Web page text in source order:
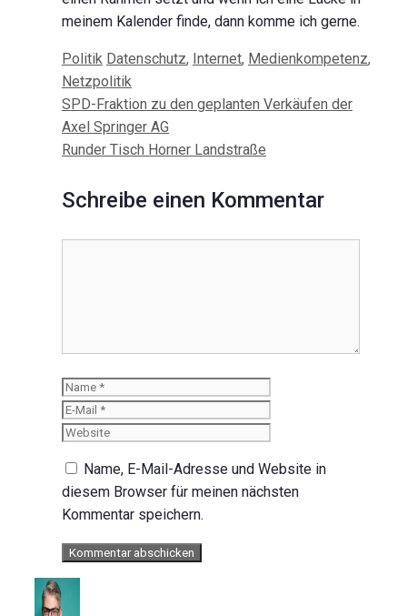
meinem Kalender finde, dann komme ich gerne.
Kategorien
Politik Schlagwörter
Datenschutz, Internet, Medienkompetenz,
Netzpolitik
Beitrags-
Navigation
SPD-Fraktion zu den geplanten Verkäufen der
Axel Springer AG
Runder Tisch Horner Landstraße
Schreibe einen Kommentar
Name
Name, E-Mail-Adresse und Website in
diesem Browser für meinen nächsten
Kommentar speichern.